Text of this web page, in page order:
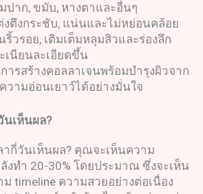
ปาก, ขมับ, หางตาและอื่นๆ
งตึงกระชับ, แน่นและไม่หย่อนคล้อย
ริ้วรอย, เติมเต็มหลุมสิวและร่องลึก
เนียนละเอียดขึ้น
ารสร้างคอลลาเจนพร้อมบำรุงผิวจาก
วามอ่อนเยาว์ได้อย่างมั่นใจ
นเห็นผล?
ากี่วันเห็นผล? คุณจะเห็นความ
งทำ 20-30% โดยประมาณ ซึ่งจะเห็น
timeline ความสวยอย่างต่อเนื่อง